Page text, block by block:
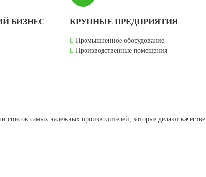
БИЗНЕС КРУПНЫЕ ПРЕДПРИЯТИЯ
Промышленное оборудование
Производственные помещения
список самых надежных производителей, которые делают